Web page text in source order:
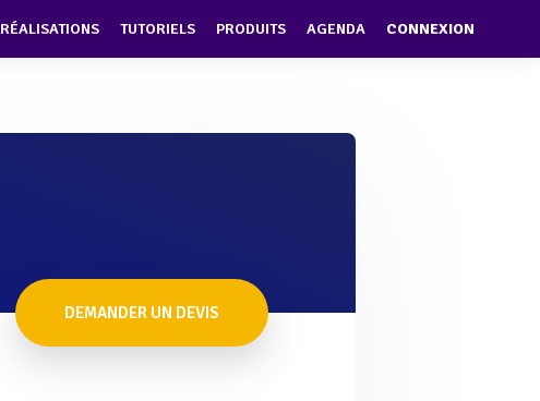
RÉALISATIONS TUTORIELS PRODUITS AGENDA CONNEXION
DEMANDER UN DEVIS